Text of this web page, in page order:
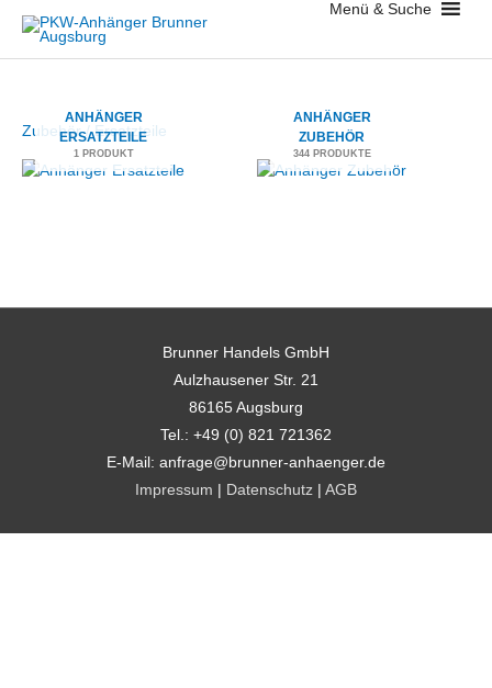
Inhalt
springen
Menü & Suche
Zubehör / Ersatzteile
ANHÄNGER
ERSATZTEILE
1 PRODUKT
ANHÄNGER
ZUBEHÖR
344 PRODUKTE
Brunner Handels GmbH
Aulzhausener Str. 21
86165 Augsburg
Tel.: +49 (0) 821 721362
E-Mail: anfrage@brunner-anhaenger.de
Impressum | Datenschutz | AGB